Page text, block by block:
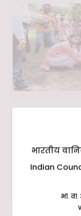
भारतीय
Indian
भा.